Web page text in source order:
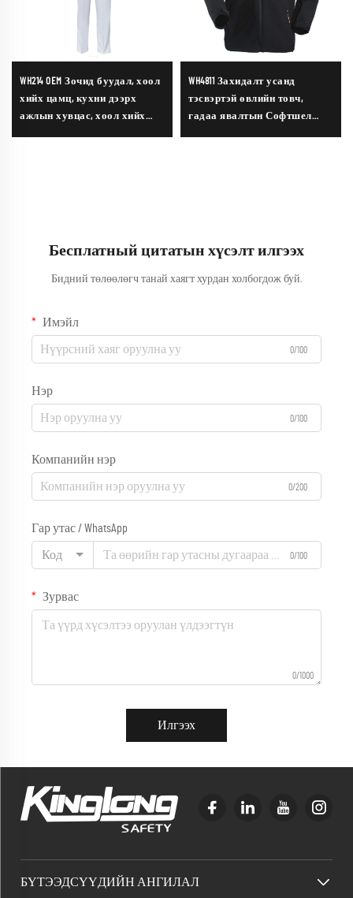
WH214 OEM Зочид буудал, хоол
хийх цамц, кухни дээрх
ажлын хувцас, хоол хийх
WH4811 Захидалт усанд
тэсвэртэй өвлийн товч,
гадаа явалтын Софтшел
Бесплатный цитатын хүсэлт илгээх
Бидний төлөөлөгч танай хаягт хурдан холбогдож буй.
Имэйл
0/100
Нэр
0/100
Компанийн нэр
0/200
Гар утас / WhatsApp
Код 0/100
Зурвас
0/1000
Илгээх
БҮТЭЭДСҮҮДИЙН АНГИЛАЛ